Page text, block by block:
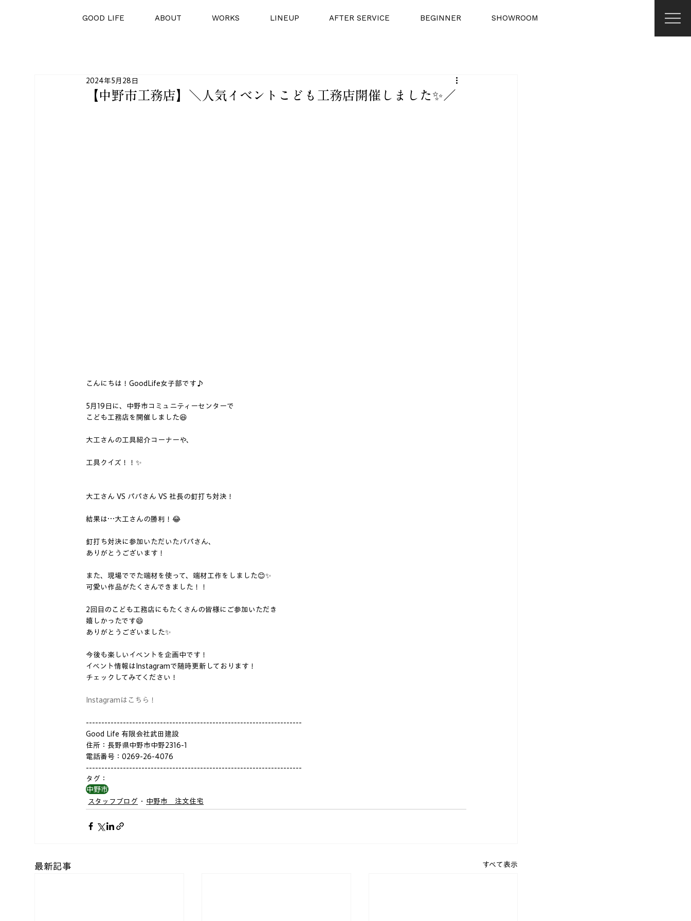
GOOD LIFE ABOUT WORKS LINEUP AFTER SERVICE BEGINNER SHOWROOM
【中野市工務店】＼人気イベントこども工務店開催しました✨／
2024年5月28日
こんにちは！GoodLife女子部です♪
5月19日に、中野市コミュニティーセンターで
こども工務店を開催しました😆
大工さんの工具紹介コーナーや、
工具クイズ！！✨
大工さん VS パパさん VS 社長の釘打ち対決！
結果は…大工さんの勝利！😂
釘打ち対決に参加いただいたパパさん、
ありがとうございます！
また、現場ででた端材を使って、端材工作をしました😊✨
可愛い作品がたくさんできました！！
2回目のこども工務店にもたくさんの皆様にご参加いただき
嬉しかったです😄
ありがとうございました✨
今後も楽しいイベントを企画中です！
イベント情報はInstagramで随時更新しております！
チェックしてみてください！
Instagramはこちら！
----------------------------------------------------------------------
Good Life 有限会社武田建設
住所：長野県中野市中野2316-1
電話番号：0269-26-4076
----------------------------------------------------------------------
タグ：
中野市
スタッフブログ 中野市＿注文住宅
最新記事 すべて表示